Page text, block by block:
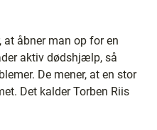
at åbner man op for en
aktiv dødshjælp, så
De mener, at en stor
Det kalder Torben Riis